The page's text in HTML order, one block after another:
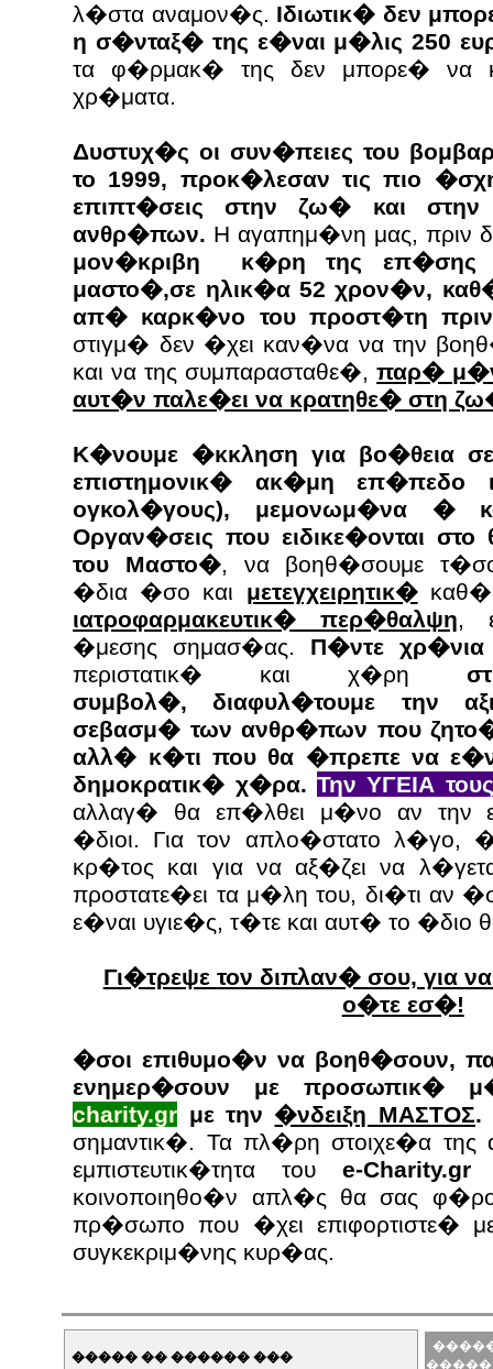
λ�στα αναμον�ς. Ιδιωτικ� δεν
η σ�νταξ� της ε�ναι μ�λις 250
τα φ�ρμακ� της δεν μπορε� να
χρ�ματα.
Δυστυχ�ς οι συν�πειες του
το 1999, προκ�λεσαν τις πιο
επιπτ�σεις στην ζω� και
ανθρ�πων. Η αγαπημ�νη μας, πριν
μον�κριβη κ�ρη της επ�σης
μαστο�,σε ηλικ�α 52 χρον�ν,
απ� καρκ�νο του προστ�τη
στιγμ� δεν �χει καν�να να την
και να της συμπαρασταθε�,παρ�
αυτ�ν παλε�ει να κρατηθε� στη
Κ�νουμε �κκληση για βο�θεια
επιστημονικ� ακ�μη επ�πεδο
ογκολ�γους), μεμονωμ�να �
Οργαν�σεις που ειδικε�ονται
του Μαστο�, να βοηθ�σουμε τ�σο
�δια �σο και μετεγχειρητικ�
ιατροφαρμακευτικ� περ�θαλψη,
�μεσης σημασ�ας. Π�ντε
περιστατικ� και χ�ρη
συμβολ�,διαφυλ�τουμε την
σεβασμ� των ανθρ�πων που
αλλ� κ�τι που θα �πρεπε να
δημοκρατικ� χ�ρα. Την ΥΓΕΙΑ
αλλαγ� θα επ�λθει μ�νο αν την
�διοι. Για τον απλο�στατο λ�γο,
κρ�τος και για να αξ�ζει να
προστατε�ει τα μ�λη του, δι�τι αν
ε�ναι υγιε�ς, τ�τε και αυτ� το �διο
Γι�τρεψε τον διπλαν� σου, για
ο�τε εσ�!
�σοι επιθυμο�ν να βοηθ�σουν,
ενημερ�σουν με προσωπικ�
charity.gr με την �νδειξη ΜΑΣΤΟΣ.
σημαντικ�. Τα πλ�ρη στοιχε�α της
εμπιστευτικ�τητα του e-Charity.gr
κοινοποιηθο�ν απλ�ς θα σας
πρ�σωπο που �χει επιφορτιστε�
συγκεκριμ�νης κυρ�ας.
����� �� ������ ���